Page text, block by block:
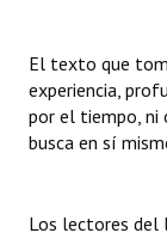
El texto que
experiencia,
por el tiempo, ni
busca en sí
Los lectores del